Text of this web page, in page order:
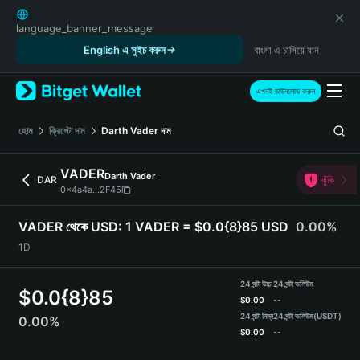
English
日本語
Русский
Español (Latinoamérica)
Türkçe
Italiano
简体中文
繁體中文
Português (Portugal)
Bahasa Indonesia
Español
language_banner_message
English এ সুইচ করুন
বাংলা এ চালিয়ে যান
এখনই ডাউনলোড করুন
হোম ক্রিপ্টো দাম Darth Vader দাম
DAR VADERDarth Vader
0x4a4a...2F45
ঝুঁকি
VADER থেকে USD: 1 VADER = $0.0{8}85 USD 0.00%
1D
$0.0{8}85
0.00%
24 ঘন্টা উচ্চ
$0.00
24 ঘন্টা নিম্ন
$0.00
24 ঘন্টা ভলিউম
--
24 ঘন্টা ভলিউম(USDT)
--